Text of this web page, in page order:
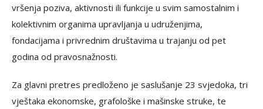
vršenja poziva, aktivnosti ili funkcije u svim samostalnim i
kolektivnim organima upravljanja u udruženjima,
fondacijama i privrednim društavima u trajanju od pet
godina od pravosnažnosti.
Za glavni pretres predloženo je saslušanje 23 svjedoka, tri
vještaka ekonomske, grafološke i mašinske struke, te